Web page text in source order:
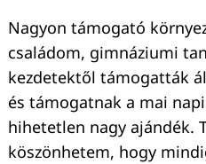
Nagyon támogató
családom, gimnáziumi
kezdetektől támogatták
és támogatnak a mai
hihetetlen nagy ajándék.
köszönhetem, hogy